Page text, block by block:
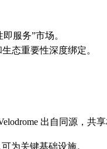
服务”市场。
态重要性深度绑定。
出自同源，共
为关键基础设施。